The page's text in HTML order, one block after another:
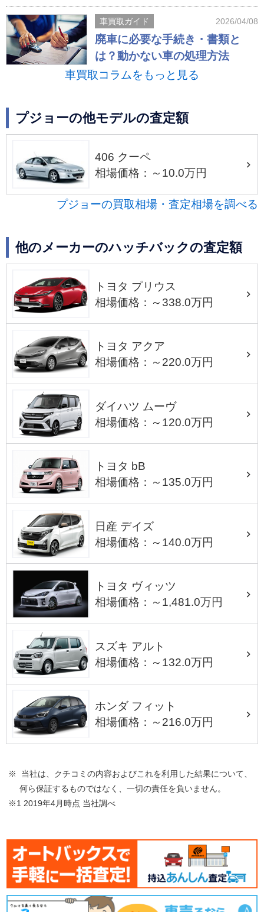
車買取ガイド 2026/04/08
廃車に必要な手続き・書類と
は？動かない車の処理方法
車買取コラムをもっと見る
プジョーの他モデルの査定額
406 クーペ
相場価格：～10.0万円
プジョーの買取相場・査定相場を調べる
他のメーカーのハッチバックの査定額
トヨタ プリウス
相場価格：～338.0万円
トヨタ アクア
相場価格：～220.0万円
ダイハツ ムーヴ
相場価格：～120.0万円
トヨタ bB
相場価格：～135.0万円
日産 デイズ
相場価格：～140.0万円
トヨタ ヴィッツ
相場価格：～1,481.0万円
スズキ アルト
相場価格：～132.0万円
ホンダ フィット
相場価格：～216.0万円
※ 当社は、クチコミの内容およびこれを利用した結果について、
何ら保証するものではなく、一切の責任を負いません。
※1 2019年4月時点 当社調べ